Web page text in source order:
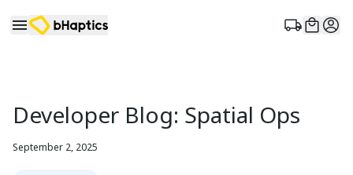
Developer Blog: Spatial Ops
September 2, 2025